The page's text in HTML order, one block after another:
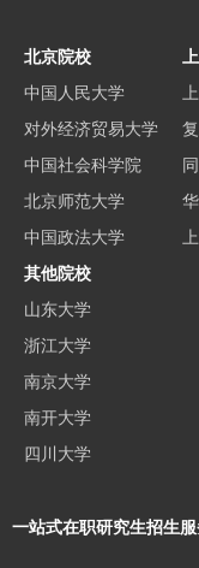
北京院校
中国人民大学
对外经济贸易大学
中国社会科学院
北京师范大学
中国政法大学
其他院校
山东大学
浙江大学
南京大学
南开大学
四川大学
一站式在职研究生招生